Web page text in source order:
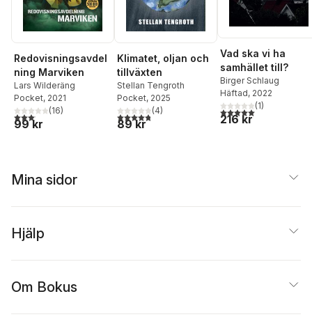
Redovisningsavdel
ning Marviken
Lars Wilderäng
Pocket, 2021
3,1utav 5 stjärnor. Totalt antal röster:
(16)
99 kr
Klimatet, oljan och
tillväxten
Stellan Tengroth
Pocket, 2025
4,8utav 5 stjärnor. Totalt antal röster:
(4)
89 kr
Vad ska vi ha
samhället till?
Birger Schlaug
Häftad, 2022
5,0utav 5 stjärnor.
(1)
216 kr
Mina sidor
Hjälp
Om Bokus